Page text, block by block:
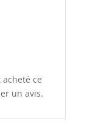
ce
un avis.